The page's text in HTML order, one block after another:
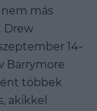
más
Drew
14-
Barrymore
többek
akikkel